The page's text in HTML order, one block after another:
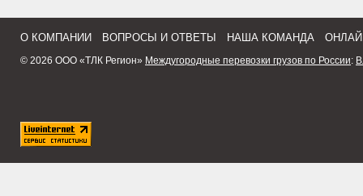
О КОМПАНИИ ВОПРОСЫ И ОТВЕТЫ НАША КОМАНДА
© 2026 ООО «ТЛК Регион» Междугородные перевозки грузов по России: